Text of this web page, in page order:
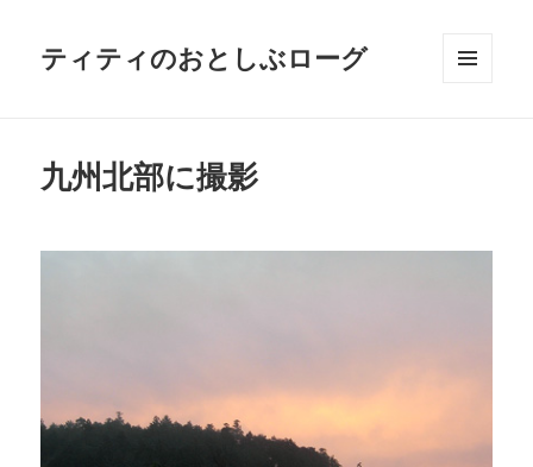
ティティのおとしぶローグ
九州北部に撮影